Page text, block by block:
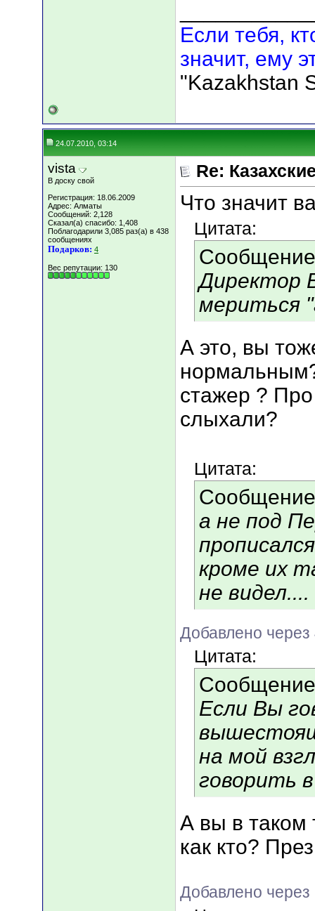
Если тебя,
значит, ему
"Kazakhstan
24.07.2010, 03:14
vista
В доску свой
Регистрация: 18.06.2009
Адрес: Алматы
Сообщений: 2,128
Сказал(а) спасибо: 1,408
Поблагодарили 3,085 раз(а) в 438
сообщениях
Подарков: 4
Вес репутации: 130
Re:
Что значит
Цитата:
Директор
мериться
А это, вы
стажер ? Про
слыхали?
Цитата:
а не под
кроме их
не видел....
Добавлено через
Цитата:
Если Вы
на мой
говорить
А вы в таком
как кто?
Добавлено через